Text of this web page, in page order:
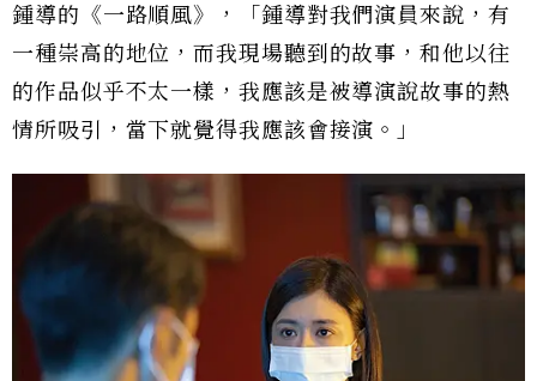
鍾導的《一路順風》，「鍾導對我們演員來說，有
一種崇高的地位，而我現場聽到的故事，和他以往
的作品似乎不太一樣，我應該是被導演說故事的熱
情所吸引，當下就覺得我應該會接演。」